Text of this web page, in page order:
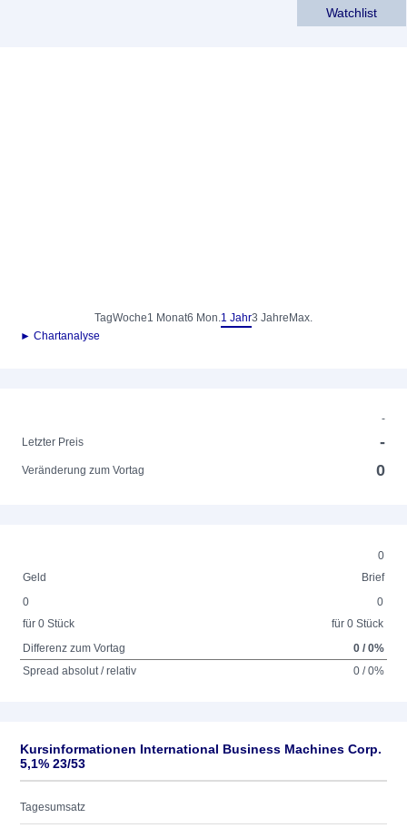
Watchlist
TagWoche1 Monat6 Mon.1 Jahr3 Jahre Max.
► Chartanalyse
-
Letzter Preis
-
Veränderung zum Vortag 0
0
Geld
Brief
0
für 0 Stück
0
für 0 Stück
Differenz zum Vortag
0 / 0%
Spread absolut / relativ
0 / 0%
Kursinformationen International Business Machines Corp.
5,1% 23/53
Tagesumsatz